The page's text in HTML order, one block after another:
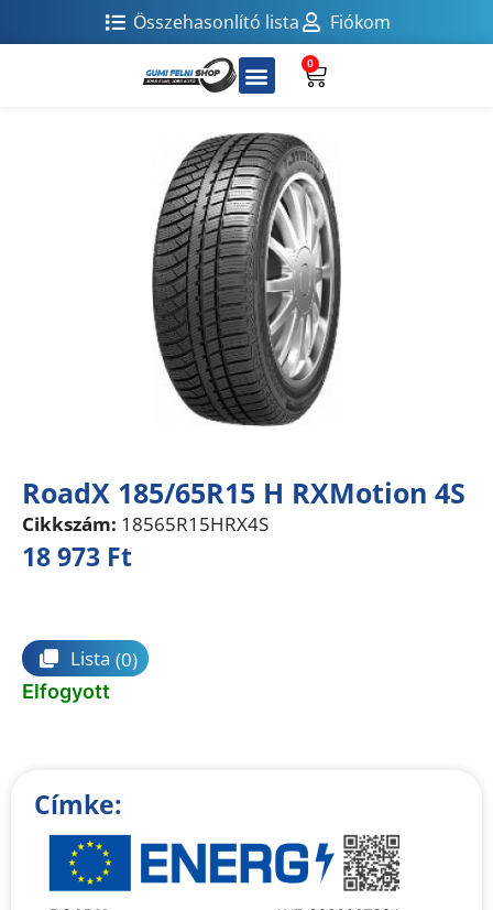
Összehasonlító lista Fiókom
0
RoadX 185/65R15 H RXMotion 4S
Cikkszám: 18565R15HRX4S
18 973 Ft
Lista (0)
Elfogyott
Címke: